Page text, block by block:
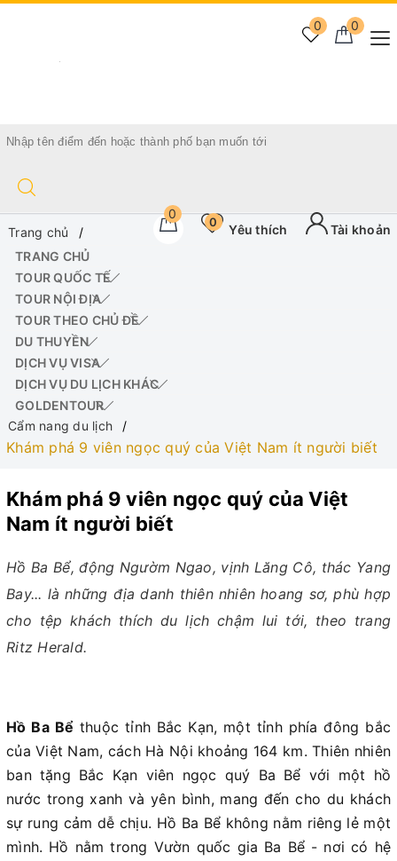
0
0
0
Yêu thích
0
Tài khoản
TRANG CHỦ
TOUR QUỐC TẾ
TOUR NỘI ĐỊA
TOUR THEO CHỦ ĐỀ
DU THUYỀN
DỊCH VỤ VISA
DỊCH VỤ DU LỊCH KHÁC
GOLDENTOUR
Trang chủ
Cẩm nang du lịch
Khám phá 9 viên ngọc quý của Việt Nam ít người biết
Khám phá 9 viên ngọc quý của Việt
Nam ít người biết
Hồ Ba Bể, động Ngườm Ngao, vịnh Lăng Cô, thác Yang
Bay... là những địa danh thiên nhiên hoang sơ, phù hợp
cho tệp khách thích du lịch chậm lui tới, theo trang
Ritz Herald.
Hồ Ba Bể thuộc tỉnh Bắc Kạn, một tỉnh phía đông bắc
của Việt Nam, cách Hà Nội khoảng 164 km. Thiên nhiên
ban tặng Bắc Kạn viên ngọc quý Ba Bể với một hồ
nước trong xanh và yên bình, mang đến cho du khách
sự rung cảm dễ chịu. Hồ Ba Bể không nằm riêng lẻ một
mình. Hồ nằm trong Vườn quốc gia Ba Bể - nơi có hệ